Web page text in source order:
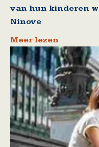
van hun kinderen
Ninove
Meer lezen